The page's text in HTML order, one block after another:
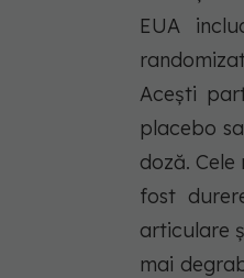
EUA
Acești
placebo
doză.
fost
articulare
mai